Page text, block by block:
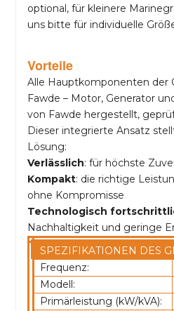
optional, für kleinere
uns bitte für individuelle
Vorteile
Alle Hauptkomponenten der
Fawde – Motor, Generator
von Fawde hergestellt,
Dieser integrierte Ansatz
Lösung:
Verlässlich: für höchste
Kompakt: die richtige
ohne Kompromisse
Technologisch
Nachhaltigkeit und geringe
SPEZIFIKATIONEN DES
Frequenz:
Modell:
Primärleistung (kW/kVA):